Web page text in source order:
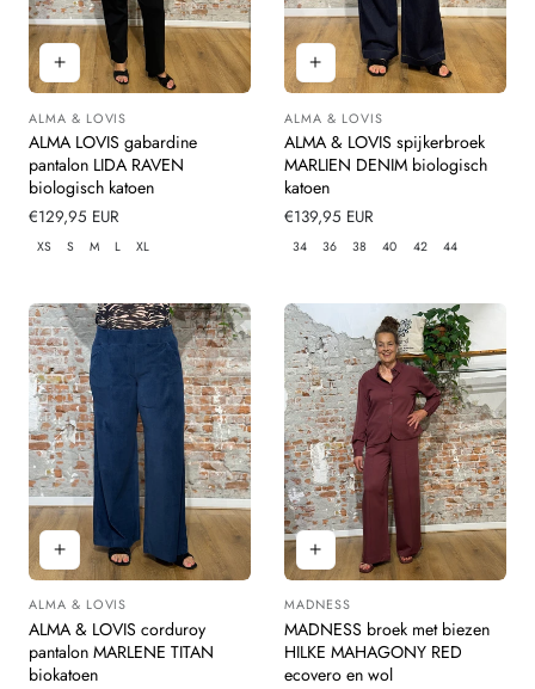
Leverancier:
ALMA & LOVIS
ALMA LOVIS gabardine
pantalon LIDA RAVEN
biologisch katoen
Normale
prijs
€129,95 EUR
XS S M L XL
Leverancier:
ALMA & LOVIS
ALMA & LOVIS spijkerbroek
MARLIEN DENIM biologisch
katoen
Normale
prijs
€139,95 EUR
34 36 38 40 42 44
Leverancier:
ALMA & LOVIS
ALMA & LOVIS corduroy
pantalon MARLENE TITAN
biokatoen
Leverancier:
MADNESS
MADNESS broek met biezen
HILKE MAHAGONY RED
ecovero en wol